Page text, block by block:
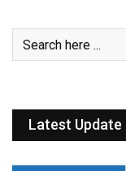
Latest Update